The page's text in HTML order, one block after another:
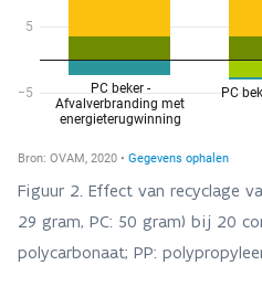
Figuur 2. Effect van recyclage
29 gram, PC: 50 gram) bij 20
polycarbonaat; PP: